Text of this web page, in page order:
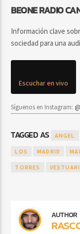
BEONE RADIO
Información clave
sociedad para una
Escuchar en vivo
Síguenos en Instagram:
TAGGED AS ANGEL
LOS MADRID
TORRES
AUTHOR